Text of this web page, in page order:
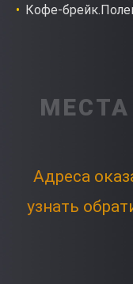
Кофе-
Адреса
узнать